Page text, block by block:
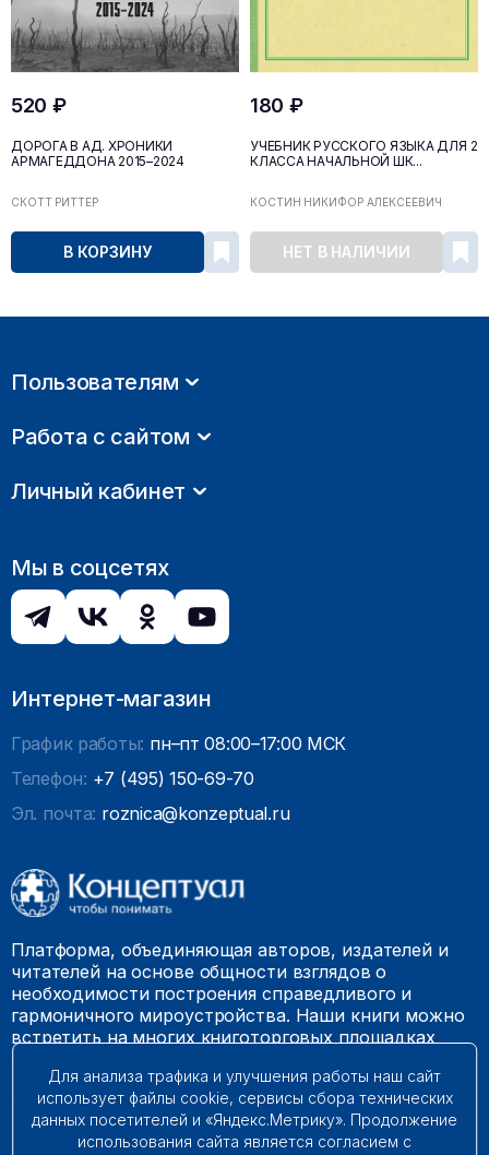
520 ₽
ДОРОГА В АД. ХРОНИКИ
АРМАГЕДДОНА 2015–2024
СКОТТ РИТТЕР
В КОРЗИНУ
180 ₽
УЧЕБНИК РУССКОГО ЯЗЫКА ДЛЯ 2
КЛАССА НАЧАЛЬНОЙ ШК...
КОСТИН НИКИФОР АЛЕКСЕЕВИЧ
НЕТ В НАЛИЧИИ
Пользователям
Работа с сайтом
Личный кабинет
Мы в соцсетях
Интернет-магазин
График работы: пн–пт 08:00–17:00 МСК
Телефон: +7 (495) 150-69-70
Эл. почта: roznica@konzeptual.ru
Платформа, объединяющая авторов, издателей и
читателей на основе общности взглядов о
необходимости построения справедливого и
гармоничного мироустройства. Наши книги можно
встретить на многих книготорговых площадках
© 2009 – 2026. Все права защищены.
Для анализа трафика и улучшения работы наш сайт
использует файлы cookie, сервисы сбора технических
данных посетителей и «Яндекс.Метрику». Продолжение
использования сайта является согласием с